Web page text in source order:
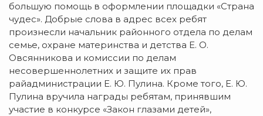
большую помощь в оформлении площадки «Страна
чудес». Добрые слова в адрес всех ребят
произнесли начальник районного отдела по делам
семье, охране материнства и детства Е. О.
Овсянникова и комиссии по делам
несовершеннолетних и защите их прав
райадминистрации Е. Ю. Пулина. Кроме того, Е. Ю.
Пулина вручила награды ребятам, принявшим
участие в конкурсе «Закон глазами детей»,